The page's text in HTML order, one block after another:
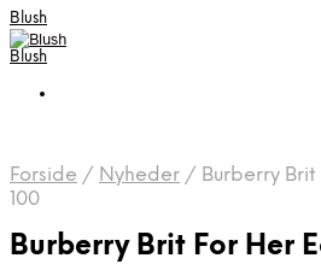
Blush
Blush
Forside / Nyheder / Burberry
100
Burberry Brit For Her